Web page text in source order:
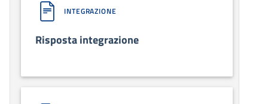
INTEGRAZIONE
Risposta integrazione